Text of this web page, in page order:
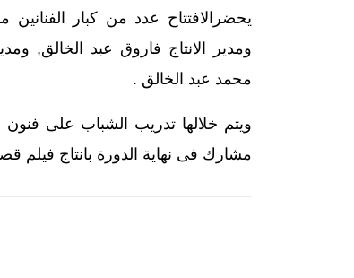
يحضرالافتتاح عدد من كبار
ومدير الانتاج فاروق عبد الخالق,
محمد عبد الخالق .
ويتم خلالها تدريب الشباب على فنون
مشارك فى نهاية الدورة بانتاج فيلم قصير, و